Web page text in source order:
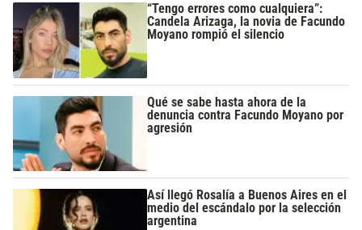
“Tengo errores como cualquiera”:
Candela Arizaga, la novia de Facundo
Moyano rompió el silencio
Qué se sabe hasta ahora de la
denuncia contra Facundo Moyano por
agresión
Así llegó Rosalía a Buenos Aires en el
medio del escándalo por la selección
argentina